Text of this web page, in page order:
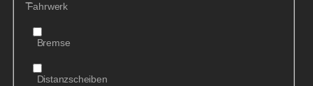
Fahrwerk
Bremse
Distanzscheiben